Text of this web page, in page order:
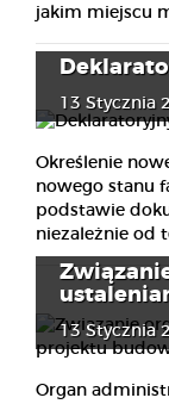
jakim miejscu
13 Stycznia
Określenie
nowego stanu
podstawie
niezależnie od
13 Stycznia
Organ